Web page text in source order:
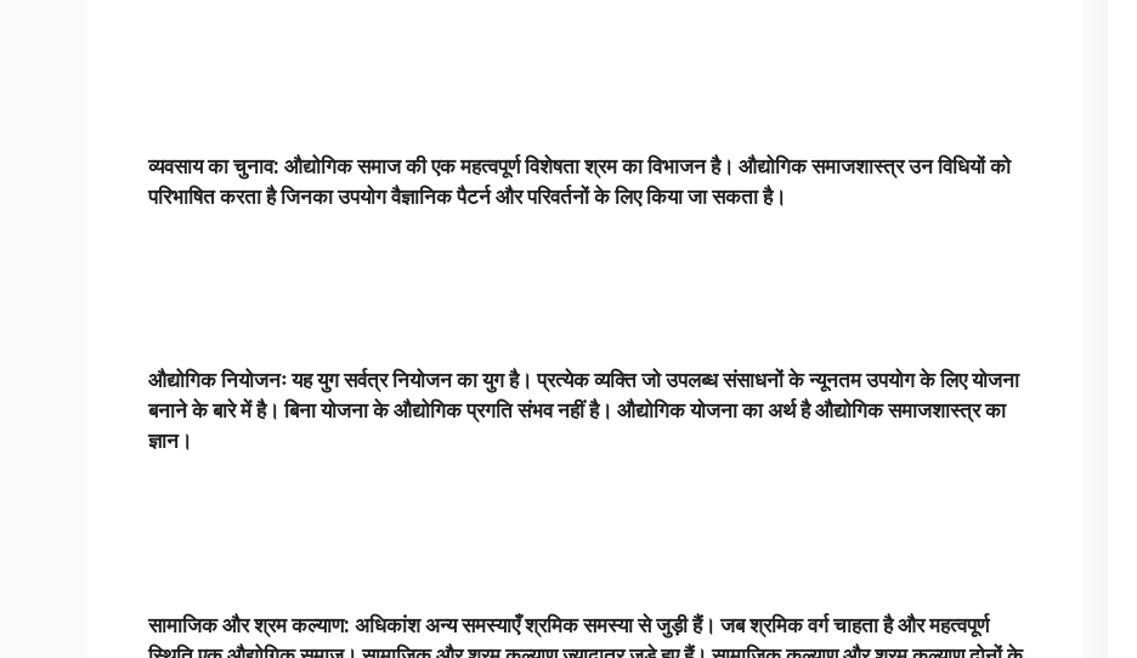
व्यवसाय का चुनाव: औद्योगिक समाज की एक महत्वपूर्ण विशेषता श्रम का विभाजन है। औद्योगिक समाजशास्त्र उन विधियों को
परिभाषित करता है जिनका उपयोग वैज्ञानिक पैटर्न और परिवर्तनों के लिए किया जा सकता है।
औद्योगिक नियोजनः यह युग सर्वत्र नियोजन का युग है। प्रत्येक व्यक्ति जो उपलब्ध संसाधनों के न्यूनतम उपयोग के लिए योजना
बनाने के बारे में है। बिना योजना के औद्योगिक प्रगति संभव नहीं है। औद्योगिक योजना का अर्थ है औद्योगिक समाजशास्त्र का
ज्ञान।
सामाजिक और श्रम कल्याण: अधिकांश अन्य समस्याएँ श्रमिक समस्या से जुड़ी हैं। जब श्रमिक वर्ग चाहता है और महत्वपूर्ण